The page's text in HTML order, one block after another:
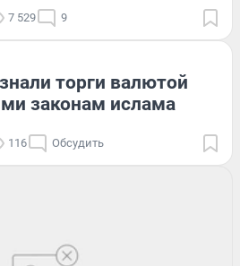
7 529 9
торги валютой
законам ислама
116 Обсудить